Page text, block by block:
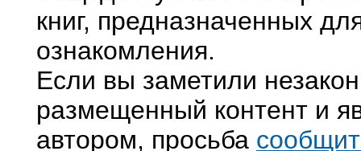
книг, предназначенных
ознакомления.
Если вы заметили
размещенный контент и
автором, просьба